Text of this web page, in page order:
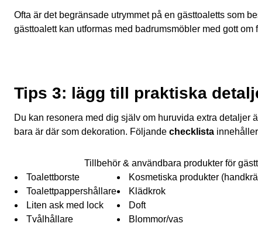
Ofta är det begränsade utrymmet på en gästtoaletts som
gästtoalett kan utformas med badrumsmöbler med gott om
Tips 3: lägg till praktiska
Du kan resonera med dig själv om huruvida extra detaljer
bara är där som dekoration. Följande checklista
Tillbehör & användbara produkter för
Toalettborste
Toalettpappershållare
Liten ask med lock
Tvålhållare
Kosmetiska produkter
Klädkrok
Doft
Blommor/vas